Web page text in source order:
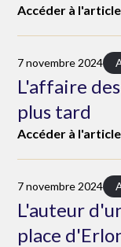
Accéder à
7 novembre 2024
L'affaire
plus tard
Accéder à
7 novembre 2024
L'auteur
place